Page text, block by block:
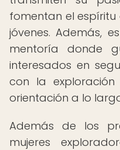
fomentan el
jóvenes. Además,
mentoría donde
interesados en
con la
orientación a lo
Además de los
mujeres